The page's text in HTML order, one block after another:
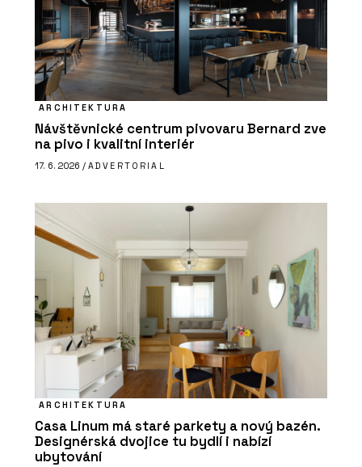
ARCHITEKTURA
Návštěvnické centrum pivovaru Bernard zve
na pivo i kvalitní interiér
17. 6. 2026 / ADVERTORIAL
ARCHITEKTURA
Casa Linum má staré parkety a nový bazén.
Designérská dvojice tu bydlí i nabízí
ubytování